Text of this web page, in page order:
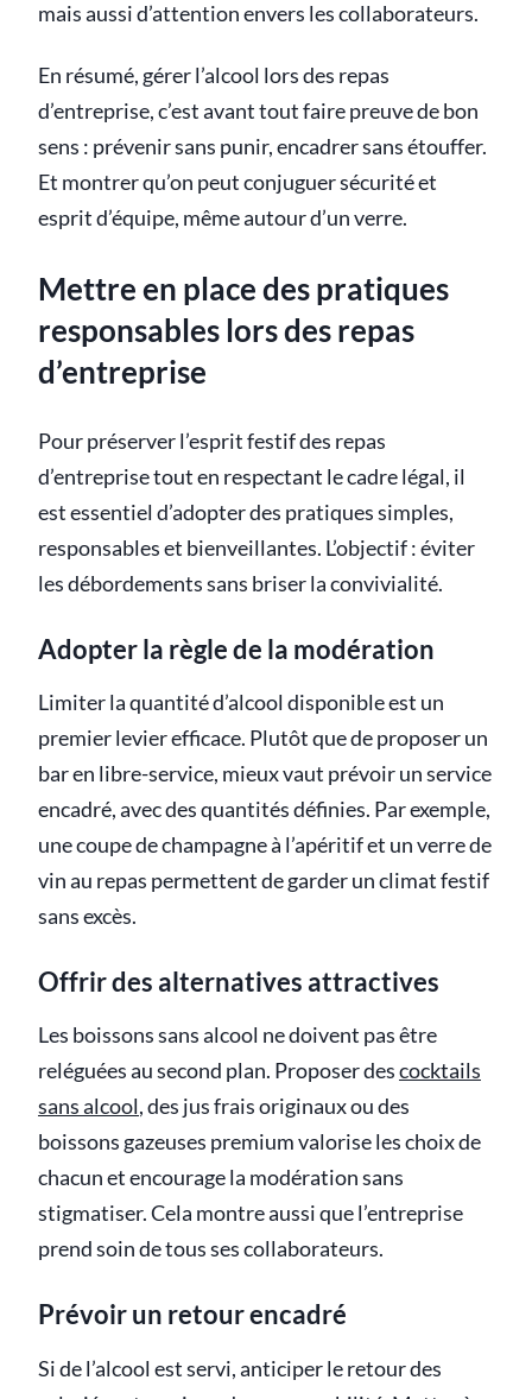
mais aussi d’attention envers les collaborateurs.
En résumé, gérer l’alcool lors des repas
d’entreprise, c’est avant tout faire preuve de bon
sens : prévenir sans punir, encadrer sans étouffer.
Et montrer qu’on peut conjuguer sécurité et
esprit d’équipe, même autour d’un verre.
Mettre en place des pratiques
responsables lors des repas
d’entreprise
Pour préserver l’esprit festif des repas
d’entreprise tout en respectant le cadre légal, il
est essentiel d’adopter des pratiques simples,
responsables et bienveillantes. L’objectif : éviter
les débordements sans briser la convivialité.
Adopter la règle de la modération
Limiter la quantité d’alcool disponible est un
premier levier efficace. Plutôt que de proposer un
bar en libre-service, mieux vaut prévoir un service
encadré, avec des quantités définies. Par exemple,
une coupe de champagne à l’apéritif et un verre de
vin au repas permettent de garder un climat festif
sans excès.
Offrir des alternatives attractives
Les boissons sans alcool ne doivent pas être
reléguées au second plan. Proposer descocktails
sans alcool, des jus frais originaux ou des
boissons gazeuses premium valorise les choix de
chacun et encourage la modération sans
stigmatiser. Cela montre aussi que l’entreprise
prend soin de tous ses collaborateurs.
Prévoir un retour encadré
Si de l’alcool est servi, anticiper le retour des